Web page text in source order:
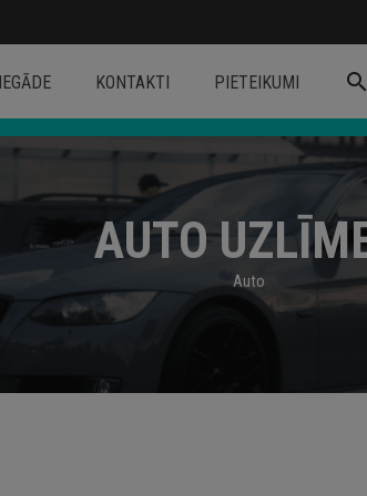
KONTAKTI PIETEIKUMI search
AUTO
Auto